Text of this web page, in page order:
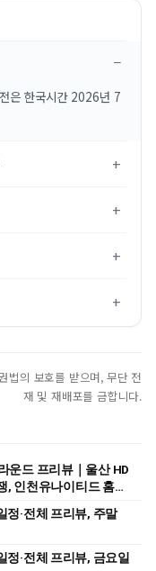
은 한국시간 2026년 7
법의 보호를 받으며, 무단 전
재 및 재배포를 금합니다.
운드 프리뷰｜울산 HD
, 인천유나이티드 홈
정·전체 프리뷰, 주말
정·전체 프리뷰, 금요일